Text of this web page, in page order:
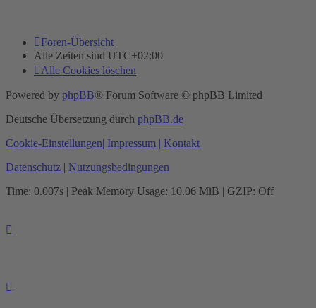
Foren-Übersicht
Alle Zeiten sind UTC+02:00
Alle Cookies löschen
Powered by phpBB® Forum Software © phpBB Limited
Deutsche Übersetzung durch phpBB.de
Cookie-Einstellungen| Impressum | Kontakt
Datenschutz | Nutzungsbedingungen
Time: 0.007s | Peak Memory Usage: 10.06 MiB | GZIP: Off